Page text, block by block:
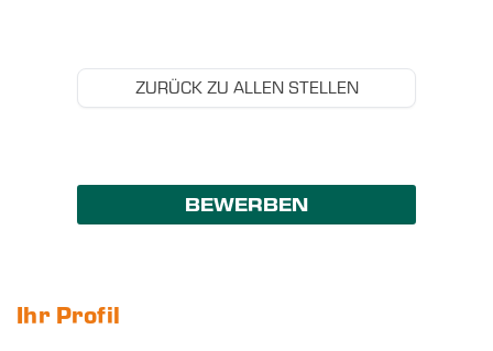
ZURÜCK ZU ALLEN STELLEN
BEWERBEN
Ihr Profil